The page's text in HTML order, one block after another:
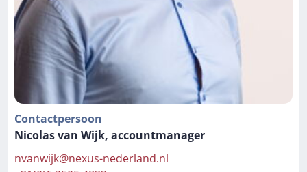
Contactpersoon
Nicolas van Wijk, accountmanager
nvanwijk@nexus-nederland.nl